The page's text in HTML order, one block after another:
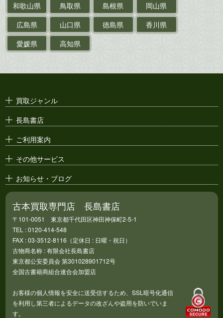
支那・満洲・朝鮮・
台湾関係古資料
ポスター・チラシ・
和歌山県
鳥取県 島根県
岡山県
広島県
山口県 徳島県
香川県
愛媛県
高知県
買取ジャンル
長島書店
ご利用案内
その他サービス
お知らせ・ブログ
古本買取専門店 長島書店
〒101-0051 東京都千代田区神田神保町2-5-1
TEL : 0120-414-548
FAX : 03-3512-8116（定休日 : 日曜・祝日）
古物商名称 : 有限会社長島書店
東京都公安委員会 第301028901712号
全国古書籍商組合連合会加盟店
お客様の個人情報を安全に送受信するため、SSL暗号化通信
を利用し第三者によるデータの改ざんや盗用を防いでいま
す。